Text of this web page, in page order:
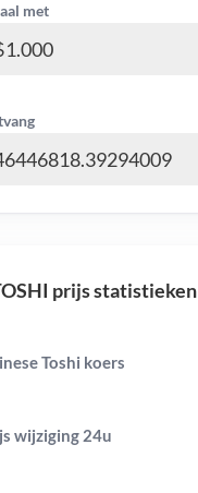
met
prijs statistieken
Toshi koers
wijziging 24u